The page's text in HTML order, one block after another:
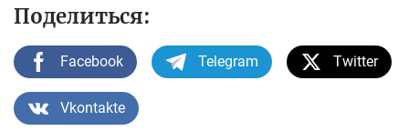
Поделиться:
Facebook Telegram Twitter
Vkontakte